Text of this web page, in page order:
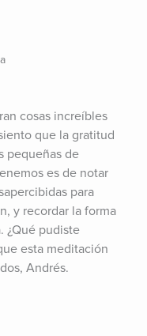
cosas increíbles
que la gratitud
pequeñas de
es de notar
para
y recordar la forma
¿Qué pudiste
esta meditación
Andrés.